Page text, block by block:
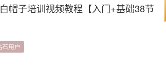
帽子培训视频教程【入门+基础38节
石用户